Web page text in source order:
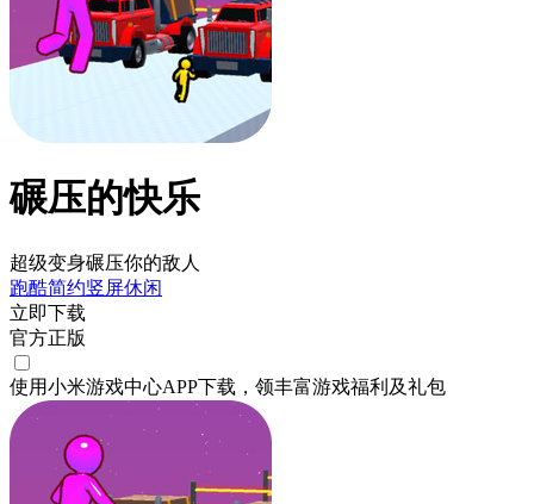
碾压的快乐
超级变身碾压你的敌人
跑酷简约竖屏休闲
立即下载
官方正版
使用小米游戏中心APP下载 ，领丰富游戏福利 及礼包